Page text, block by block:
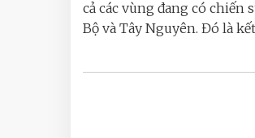
cả các vùng đang có chiến
Bộ và Tây Nguyên. Đó là